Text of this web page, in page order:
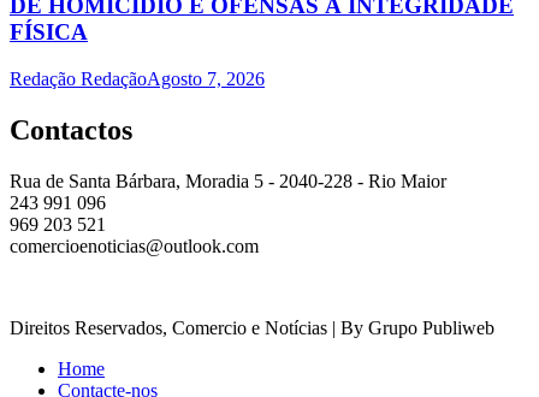
DE HOMÍCIDIO E OFENSAS À INTEGRIDADE
FÍSICA
Redação RedaçãoAgosto 7, 2026
Contactos
Rua de Santa Bárbara, Moradia 5 - 2040-228 - Rio Maior
243 991 096
969 203 521
comercioenoticias@outlook.com
Direitos Reservados, Comercio e Notícias | By Grupo Publiweb
Home
Contacte-nos